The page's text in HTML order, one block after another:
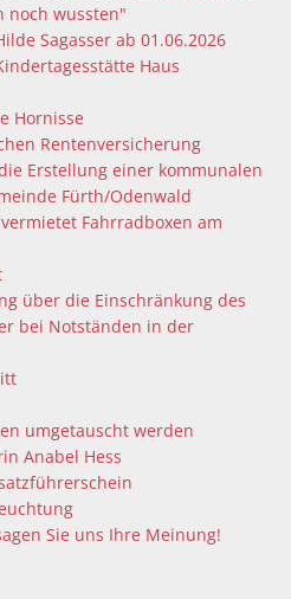
noch wussten"
Sagasser ab 01.06.2026
Haus
Hornisse
Rentenversicherung
Erstellung einer kommunalen
Fürth/Odenwald
Fahrradboxen am
über die Einschränkung des
bei Notständen in der
umgetauscht werden
Anabel Hess
Sie uns Ihre Meinung!